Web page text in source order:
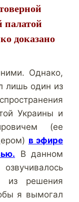
доказано
Однако,
лишь один из
Украины и
(ее
в эфире
В данном
из решения
я вымогал